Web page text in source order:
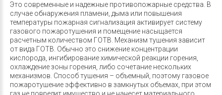
Это современные и надежные противопожарные средства. В
случае обнаружения пламени, дыма или повышения
температуры пожарная сигнализация активирует систему
газового пожаротушения и помещение насыщается
расчетным количеством ГОТВ. Механизм тушения зависит
от вида ГОТВ. Обычно это снижение концентрации
кислорода, ингибирование химической реакции горения,
охлаждение зоны горения, либо сочетание нескольких
механизмов. Способ тушения – объемный, поэтому газовое
пожаротушение эффективно в замкнутых объемах, при этом